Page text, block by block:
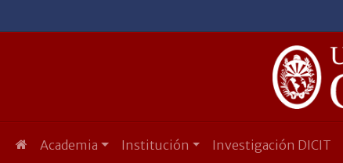
Academia Institución Investigación DICIT